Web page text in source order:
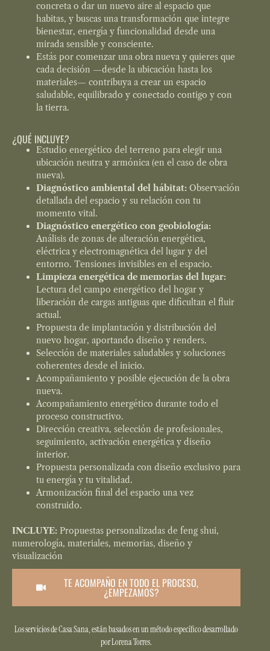
concreta o dar un nuevo aire al espacio que
habitas, y buscas una transformación que integre
bienestar, energía y funcionalidad desde una
mirada sensible y consciente.
Estás por comenzar una obra nueva y quieres que
cada decisión —desde la ubicación hasta los
materiales— contribuya a crear un espacio
saludable, equilibrado y conectado contigo y con
la tierra.
¿QUÉ INCLUYE?
Estudio energético del terreno para elegir una
ubicación neutra y armónica (en el caso de obra
nueva).
Diagnóstico ambiental del hábitat: Observación
detallada del espacio y su relación con tu
momento vital.
Diagnóstico energético con geobiología:
Análisis de zonas de alteración energética,
eléctrica y electromagnética del lugar y del
entorno. Tensiones invisibles en el espacio.
Limpieza energética de memorias del lugar:
Lectura del campo energético del hogar y
liberación de cargas antiguas que dificultan el fluir
actual.
Propuesta de implantación y distribución del
nuevo hogar, aportando diseño y renders.
Selección de materiales saludables y soluciones
coherentes desde el inicio.
Acompañamiento y posible ejecución de la obra
nueva.
Acompañamiento energético durante todo el
proceso constructivo.
Dirección creativa, selección de profesionales,
seguimiento, activación energética y diseño
interior.
Propuesta personalizada con diseño exclusivo para
tu energía y tu vitalidad.
Armonización final del espacio una vez
construido.
INCLUYE: Propuestas personalizadas de feng shui,
numerología, materiales, memorias, diseño y
visualización
TE ACOMPAÑO EN TODO EL PROCESO,
¿EMPEZAMOS?
Los servicios de Casa Sana, están basados en un método específico desarrollado
por Lorena Torres.